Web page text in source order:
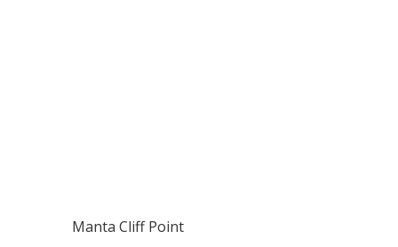
Manta Cliff Point